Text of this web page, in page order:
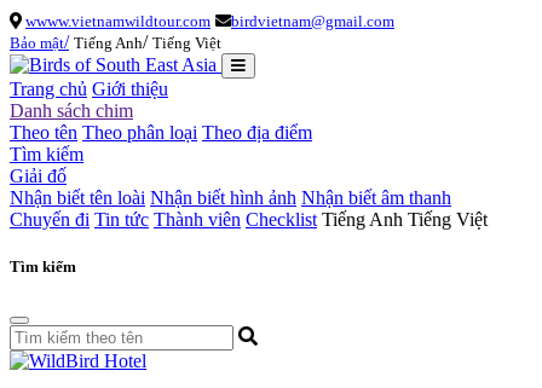
wwww.vietnamwildtour.com
birdvietnam@gmail.com
Bảo mật/ Tiếng Anh/ Tiếng Việt
Trang chủ Giới thiệu
Danh sách chim
Theo tên Theo phân loại Theo địa điểm
Tìm kiếm
Giải đố
Nhận biết tên loài Nhận biết hình ảnh Nhận biết âm thanh
Chuyến đi Tin tức Thành viên Checklist Tiếng Anh Tiếng Việt
Tìm kiếm